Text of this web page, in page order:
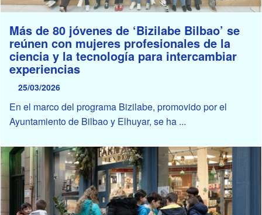
Más de 80 jóvenes de ‘Bizilabe Bilbao’ se
reúnen con mujeres profesionales de la
ciencia y la tecnología para intercambiar
experiencias
25/03/2026
En el marco del programa Bizilabe, promovido por el
Ayuntamiento de Bilbao y Elhuyar, se ha ...